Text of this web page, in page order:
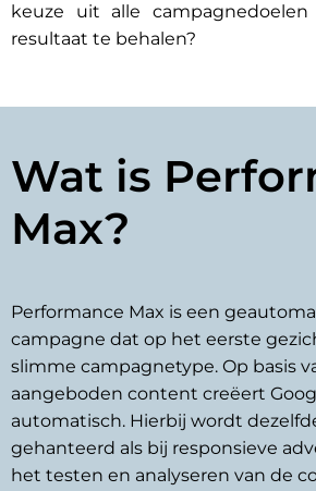
keuze uit alle
resultaat te behalen?
Wat is
Max?
Performance Max is een
campagne dat op het eerste
slimme campagnetype. Op basis
aangeboden content creëert
automatisch. Hierbij wordt
gehanteerd als bij responsieve
het testen en analyseren van de